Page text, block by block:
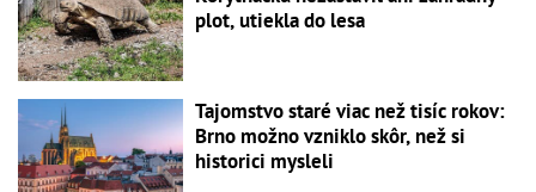
plot, utiekla do lesa
Tajomstvo staré viac než tisíc rokov:
Brno možno vzniklo skôr, než si
historici mysleli